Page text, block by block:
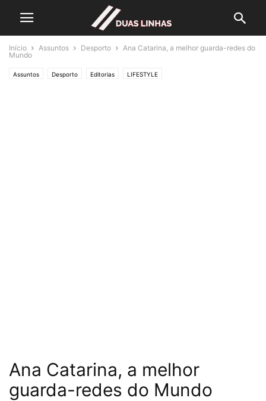
Início Assuntos Desporto
Ana Catarina, a melhor guarda-redes do
Mundo
Assuntos Desporto Editorias LIFESTYLE
Ana Catarina, a melhor
guarda-redes do Mundo